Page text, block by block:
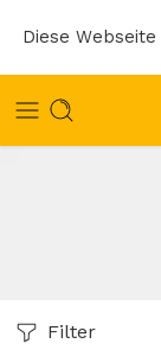
Diese
Filter